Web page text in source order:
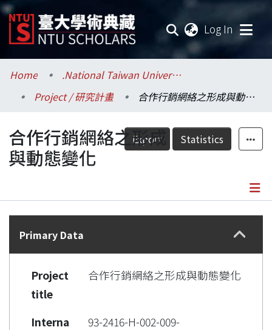
Log In
Communities & Collections
Research Outputs
Fundings & Projects
Researchers
Statistics
Home
.National Taiwan University / 國立臺灣大學
Project / 研究計畫
合作行銷網絡之形成與動態變化
Export Statistics
合作行銷網絡之形成
與動態變化
Details
Primary Data
Project
title
合作行銷網絡之形成與動態變化
Interna
93-2416-H-002-009-